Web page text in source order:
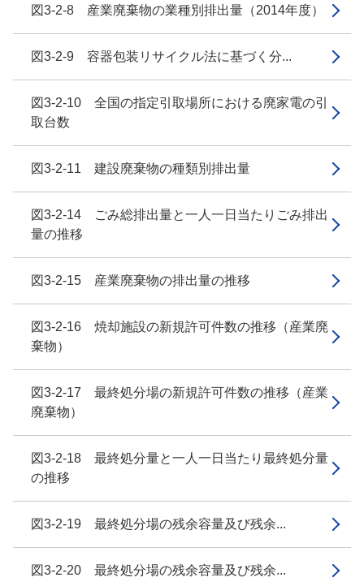
図3-2-8 産業廃棄物の業種別排出量（2014年度）
図3-2-9 容器包装リサイクル法に基づく分...
図3-2-10 全国の指定引取場所における廃家電の引
取台数
図3-2-11 建設廃棄物の種類別排出量
図3-2-14 ごみ総排出量と一人一日当たりごみ排出
量の推移
図3-2-15 産業廃棄物の排出量の推移
図3-2-16 焼却施設の新規許可件数の推移（産業廃
棄物）
図3-2-17 最終処分場の新規許可件数の推移（産業
廃棄物）
図3-2-18 最終処分量と一人一日当たり最終処分量
の推移
図3-2-19 最終処分場の残余容量及び残余...
図3-2-20 最終処分場の残余容量及び残余...